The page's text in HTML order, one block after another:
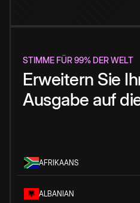
STIMME FÜR 99% DER WELT
Erweitern Sie
Ausgabe auf
AFRIKAANS
ALBANIAN